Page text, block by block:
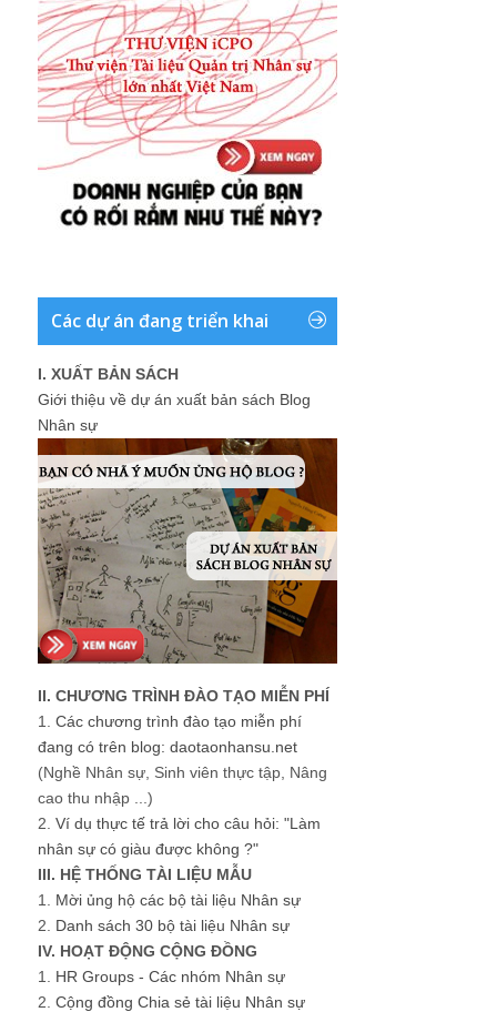
Các dự án đang triển khai
I. XUẤT BẢN SÁCH
Giới thiệu về dự án xuất bản sách Blog
Nhân sự
II. CHƯƠNG TRÌNH ĐÀO TẠO MIỄN PHÍ
1. Các chương trình đào tạo miễn phí
đang có trên blog: daotaonhansu.net
(Nghề Nhân sự, Sinh viên thực tập, Nâng
cao thu nhập ...)
2. Ví dụ thực tế trả lời cho câu hỏi: "Làm
nhân sự có giàu được không ?"
III. HỆ THỐNG TÀI LIỆU MẪU
1. Mời ủng hộ các bộ tài liệu Nhân sự
2. Danh sách 30 bộ tài liệu Nhân sự
IV. HOẠT ĐỘNG CỘNG ĐỒNG
1. HR Groups - Các nhóm Nhân sự
2. Cộng đồng Chia sẻ tài liệu Nhân sự